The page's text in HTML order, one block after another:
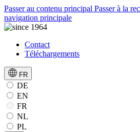
Passer au contenu principal Passer à la
navigation principale
Contact
Téléchargements
FR
DE
EN
FR
NL
PL